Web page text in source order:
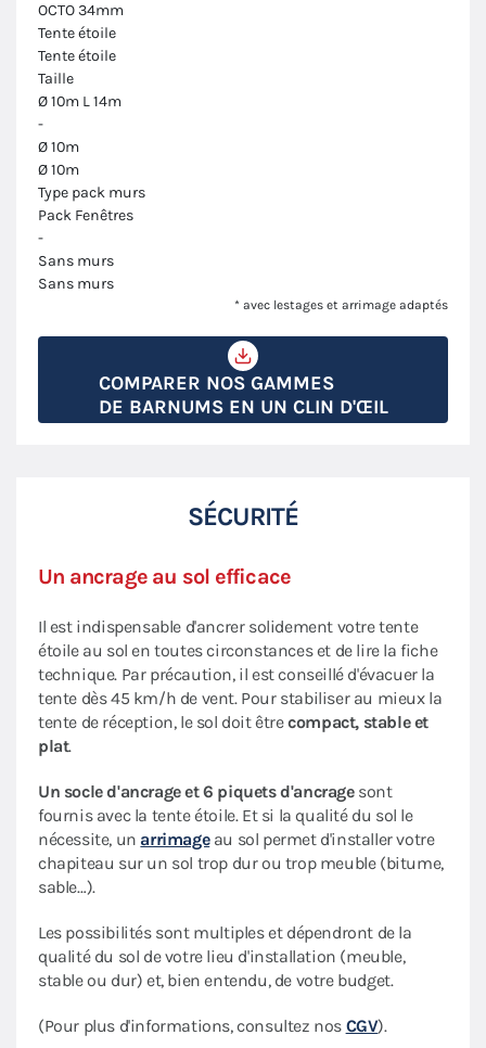
OCTO 34mm
Tente étoile
Tente étoile
Taille
Ø 10m L 14m
-
Ø 10m
Ø 10m
Type pack murs
Pack Fenêtres
-
Sans murs
Sans murs
* avec lestages et arrimage adaptés
COMPARER NOS GAMMES
DE BARNUMS EN UN CLIN D'ŒIL
SÉCURITÉ
Un ancrage au sol efficace
Il est indispensable d'ancrer solidement votre tente
étoile au sol en toutes circonstances et de lire la fiche
technique. Par précaution, il est conseillé d'évacuer la
tente dès 45 km/h de vent. Pour stabiliser au mieux la
tente de réception, le sol doit êtrecompact, stable et
plat.
Un socle d'ancrage et 6 piquets d'ancragesont
fournis avec la tente étoile. Et si la qualité du sol le
nécessite, un arrimageau sol permet d'installer votre
chapiteau sur un sol trop dur ou trop meuble (bitume,
sable…).
Les possibilités sont multiples et dépendront de la
qualité du sol de votre lieu d'installation (meuble,
stable ou dur) et, bien entendu, de votre budget.
(Pour plus d'informations, consultez nos CGV).